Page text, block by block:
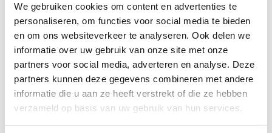
We gebruiken cookies om content en advertenties te
personaliseren, om functies voor social media te bieden
en om ons websiteverkeer te analyseren. Ook delen we
informatie over uw gebruik van onze site met onze
partners voor social media, adverteren en analyse. Deze
partners kunnen deze gegevens combineren met andere
informatie die u aan ze heeft verstrekt of die ze hebben
verzameld op basis van uw gebruik van hun services.
Application error: a client-side exception has occurred while
loadingwww.abd.nl(see the browser consolefor more
information).